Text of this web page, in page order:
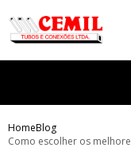
HomeBlog
Como escolher os